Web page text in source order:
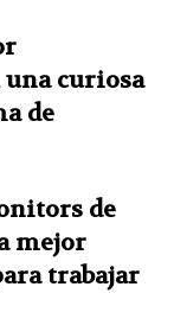
curiosa
de
de
mejor
trabajar